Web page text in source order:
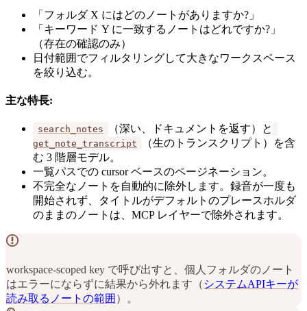
「フォルダ X にはどのノートがありますか?」
「キーワード Y に一致するノートはどれですか?」
（存在の確認のみ）
日付範囲でフィルタリングして大きなワークスペース
を絞り込む。
主な特長:
search_notes （深い、ドキュメントを返す）と
get_note_transcript
（生のトランスクリプト）を含
む 3 階層モデル。
一覧パスでの cursor ベースのページネーション。
不完全なノートを自動的に除外します。録音が一度も
開始されず、タイトルがデフォルトのプレースホルダ
のままのノートは、MCP レイヤーで除外されます。
workspace-scoped key で呼び出すと、個人フォルダのノート
はエラーにならずに結果から外れます（ システムAPIキーが
読み取るノートの範囲 ）。